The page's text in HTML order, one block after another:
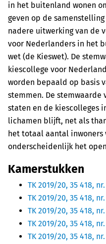
in het buitenland wonen
geven op de samenstelling
nadere uitwerking van de
voor Nederlanders in het
wet (de Kieswet). De
kiescollege voor
worden bepaald op basis
stemmen. De
staten en de kiescolleges
lichamen blijft, net als
het totaal aantal inwoners
onderscheidenlijk het
Kamerstukken
TK 2019/20, 35 418, nr.
TK 2019/20, 35 418, nr.
TK 2019/20, 35 418, nr.
TK 2019/20, 35 418,
TK 2019/20, 35 418,